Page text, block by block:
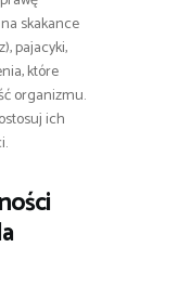
skakance
pajacyki,
które
organizmu.
ich